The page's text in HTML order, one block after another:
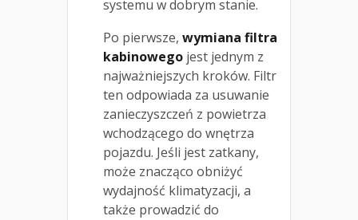
systemu w dobrym stanie.
Po pierwsze, wymiana filtra
kabinowego jest jednym z
najważniejszych kroków. Filtr
ten odpowiada za usuwanie
zanieczyszczeń z powietrza
wchodzącego do wnętrza
pojazdu. Jeśli jest zatkany,
może znacząco obniżyć
wydajność klimatyzacji, a
także prowadzić do